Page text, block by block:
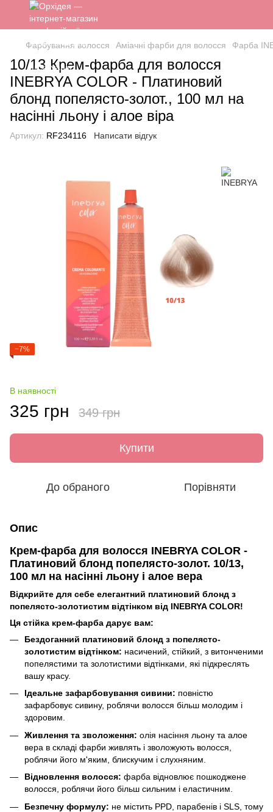
Фарбування волосся Аміачні фарби для волосся Фарба
10/13 Крем-фарба для волосся
INEBRYA COLOR - Платиновий
блонд попелясто-золот., 100 мл на
насінні льону і алое віра
Артикул: RF234116 Написати відгук
−7%
В наявності
325 грн 349 грн
Купити
До обраного Порівняти
Опис
Крем-фарба для волосся INEBRYA COLOR -
Платиновий блонд попелясто-золот. 10/13,
100 мл на насінні льону і алое вера
Відкрийте для себе елегантний платиновий блонд з
попелясто-золотистим відтінком від INEBRYA COLOR!
Ця стійка крем-фарба дарує вам:
Бездоганний платиновий блонд з попелясто-
золотистим відтінком: насичений, стійкий, з витонченими
попелястими та золотистими відтінками, які підкреслять
вашу красу.
Ідеальне зафарбовування сивини: повністю
зафарбовує сивину, роблячи волосся більш молодим і
здоровим.
Живлення та зволоження: олія насіння льону та алое
вера в складі фарби живлять і зволожують волосся,
роблячи його м'яким, блискучим і слухняним.
Відновлення волосся: фарба відновлює пошкоджене
волосся, роблячи його більш сильним і еластичним.
Безпечну формулу: не містить PPD, парабенів і SLS, тому